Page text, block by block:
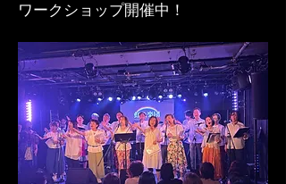
ワークショップ開催中！